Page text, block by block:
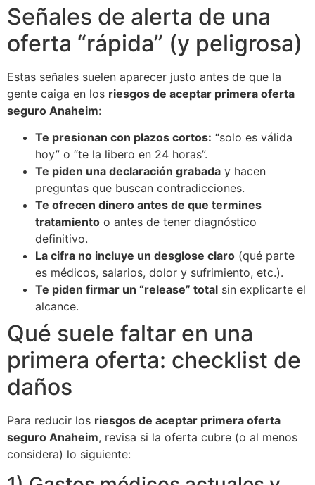
Señales de alerta de una
oferta “rápida” (y peligrosa)
Estas señales suelen aparecer justo antes de que la
gente caiga en los riesgos de aceptar primera oferta
seguro Anaheim:
Te presionan con plazos cortos: “solo es válida
hoy” o “te la libero en 24 horas”.
Te piden una declaración grabada y hacen
preguntas que buscan contradicciones.
Te ofrecen dinero antes de que termines
tratamiento o antes de tener diagnóstico
definitivo.
La cifra no incluye un desglose claro (qué parte
es médicos, salarios, dolor y sufrimiento, etc.).
Te piden firmar un “release” total sin explicarte el
alcance.
Qué suele faltar en una
primera oferta: checklist de
daños
Para reducir los riesgos de aceptar primera oferta
seguro Anaheim, revisa si la oferta cubre (o al menos
considera) lo siguiente: